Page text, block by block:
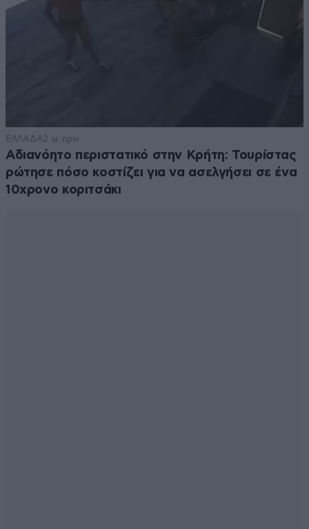
ΕΛΛΑΔΑ2 ω. πριν
Αδιανόητο περιστατικό στην Κρήτη: Τουρίστας
ρώτησε πόσο κοστίζει για να ασελγήσει σε ένα
10χρονο κοριτσάκι